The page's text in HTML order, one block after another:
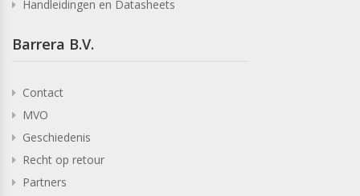
Handleidingen en Datasheets
Barrera B.V.
Contact
MVO
Geschiedenis
Recht op retour
Partners